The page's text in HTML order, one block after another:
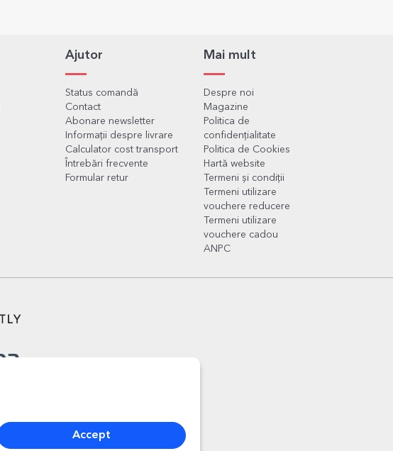
Ajutor
Status comandă
Contact
Abonare newsletter
Informații despre livrare
Calculator cost transport
Întrebări frecvente
Formular retur
Mai mult
Despre noi
Magazine
Politica de
confidențialitate
Politica de Cookies
Hartă website
Termeni și condiții
Termeni utilizare
vouchere reducere
Termeni utilizare
vouchere cadou
ANPC
Accept